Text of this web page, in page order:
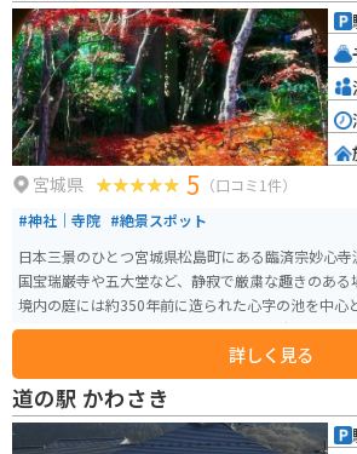
約250mの赤い橋です。広大な太平洋の中に続く長
す。夜になると橋のライトアップもされ、まっす
また違った景色を見ることができます。点灯時間は
調べてから行くことをオススメします。
宮城県 5 （口コミ1件）
#神社｜寺院 #絶景スポット
日本三景のひとつ宮城県松島町にある臨済宗妙心
国宝瑞巌寺や五大堂など、静寂で厳粛な趣きのある
境内の庭には約350年前に造られた心字の池を中心
は紅葉ライトアップがされ、幻想的なお寺の中に
洋の庭（バラの庭）」「三慧殿禅林瞑想の庭」
詳しく見る
道の駅 かわさき